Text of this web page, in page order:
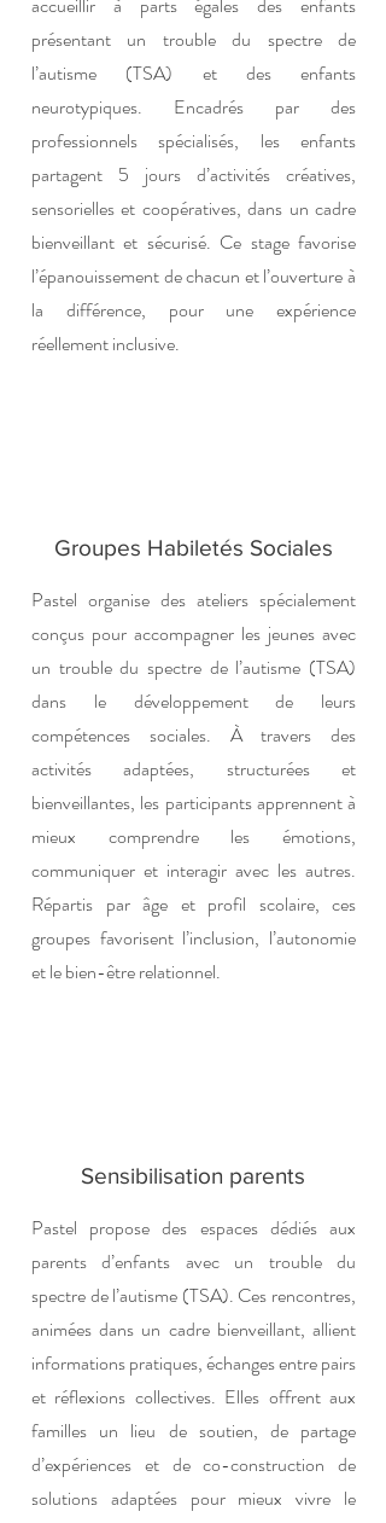
présentant un trouble du spectre de
l’autisme (TSA) et des enfants
neurotypiques. Encadrés par des
professionnels spécialisés, les enfants
partagent 5 jours d’activités créatives,
sensorielles et coopératives, dans un cadre
bienveillant et sécurisé. Ce stage favorise
l’épanouissement de chacun et l’ouverture à
la différence, pour une expérience
réellement inclusive.
Groupes Habiletés Sociales
Pastel organise des ateliers spécialement
conçus pour accompagner les jeunes avec
un trouble du spectre de l’autisme (TSA)
dans le développement de leurs
compétences sociales. À travers des
activités adaptées, structurées et
bienveillantes, les participants apprennent à
mieux comprendre les émotions,
communiquer et interagir avec les autres.
Répartis par âge et profil scolaire, ces
groupes favorisent l’inclusion, l’autonomie
et le bien-être relationnel.
Sensibilisation parents
Pastel propose des espaces dédiés aux
parents d’enfants avec un trouble du
spectre de l’autisme (TSA). Ces rencontres,
animées dans un cadre bienveillant, allient
informations pratiques, échanges entre pairs
et réflexions collectives. Elles offrent aux
familles un lieu de soutien, de partage
d’expériences et de co-construction de
solutions adaptées pour mieux vivre le